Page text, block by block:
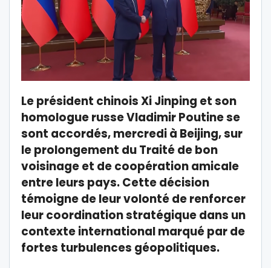
Le président chinois Xi Jinping et son
homologue russe Vladimir Poutine se
sont accordés, mercredi à Beijing, sur
le prolongement du Traité de bon
voisinage et de coopération amicale
entre leurs pays. Cette décision
témoigne de leur volonté de renforcer
leur coordination stratégique dans un
contexte international marqué par de
fortes turbulences géopolitiques.